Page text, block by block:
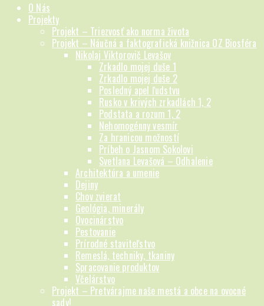
O Nás
Projekty
Projekt – Triezvosť ako norma života
Projekt – Náučná a faktografická knižnica OZ Biosféra
Nikolaj Viktorovič Levašov
Zrkadlo mojej duše 1
Zrkadlo mojej duše 2
Posledný apel ľudstvu
Rusko v krivých zrkadlách 1, 2
Podstata a rozum 1, 2
Nehomogénny vesmír
Za hranicou možností
Príbeh o Jasnom Sokolovi
Svetlana Levašová – Odhalenie
Architektúra a umenie
Dejiny
Chov zvierat
Geológia, minerály
Ovocinárstvo
Pestovanie
Prírodné staviteľstvo
Remeslá, techniky, tkaniny
Spracovanie produktov
Včelárstvo
Projekt – Pretvárajme naše mestá a obce na ovocné
sady!